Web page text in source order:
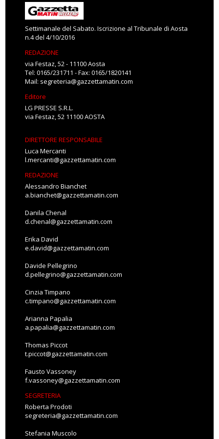
Settimanale del Sabato. Iscrizione al Tribunale di Aosta
n.4 del 4/10/2016
REDAZIONE
via Festaz, 52 - 11100 Aosta
Tel: 0165/231711 - Fax: 0165/1820141
Mail: segreteria@gazzettamatin.com
Editore
LG PRESSE S.R.L.
via Festaz, 52 11100 AOSTA
DIRETTORE RESPONSABILE
Luca Mercanti
l.mercanti@gazzettamatin.com
REDAZIONE
Alessandro Bianchet
a.bianchet@gazzettamatin.com
Danila Chenal
d.chenal@gazzettamatin.com
Erika David
e.david@gazzettamatin.com
Davide Pellegrino
d.pellegrino@gazzettamatin.com
Cinzia Timpano
c.timpano@gazzettamatin.com
Arianna Papalia
a.papalia@gazzettamatin.com
Thomas Piccot
t.piccot@gazzettamatin.com
Fausto Vassoney
f.vassoney@gazzettamatin.com
SEGRETERIA
Roberta Prodoti
segreteria@gazzettamatin.com
Stefania Muscolo